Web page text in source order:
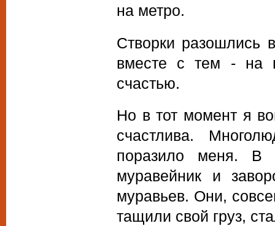
на метро.
Створки разошлись
вместе с тем - на
счастью.
Но в тот момент я
счастлива.
поразило меня. В
муравейник и
муравьев. Они,
тащили свой груз,